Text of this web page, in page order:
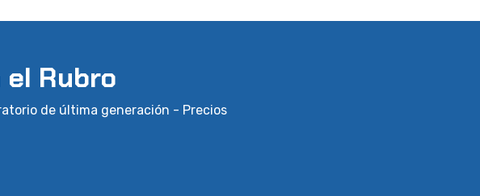
Rubro
de última generación - Precios